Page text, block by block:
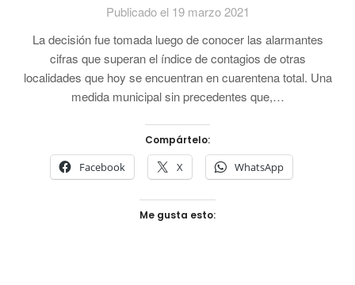
Publicado el 19 marzo 2021
La decisión fue tomada luego de conocer las alarmantes
cifras que superan el índice de contagios de otras
localidades que hoy se encuentran en cuarentena total. Una
medida municipal sin precedentes que,…
Compártelo:
Facebook X WhatsApp
Me gusta esto: